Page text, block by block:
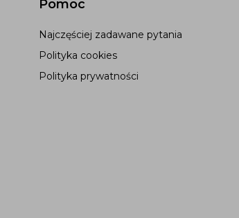
Pomoc
Najczęściej zadawane pytania
Polityka cookies
Polityka prywatności